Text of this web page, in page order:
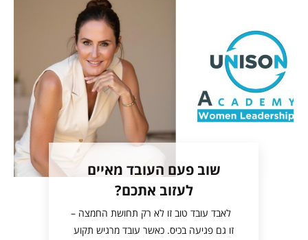
שוב פעם העובד מאיים
לעזוב אתכם?
לאבד עובד טוב זו לא רק תחושת החמצה –
זו גם פגיעה בכיס. כאשר עובד מרגיש תקוע